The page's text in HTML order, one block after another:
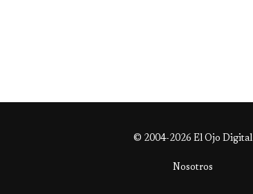
© 2004-2026 El Ojo Digital
Nosotros